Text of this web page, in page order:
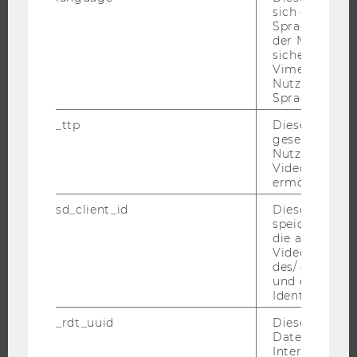
CAMPUS
sich die
der
Vimeo in der
Nutzer
Sprache
_ttp
Dieser
gesetzt, um
Nutzung des
Videoplayers
ermöglichen
sd_client_id
Dieses Cookie
speichert
die aktuellen
des/ der
und einen
_rdt_uuid
Dieses
Daten über
Interaktionen